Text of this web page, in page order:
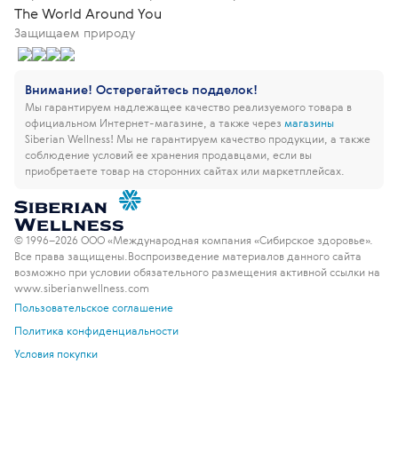
The World Around You
Защищаем природу
Внимание! Остерегайтесь подделок!
Мы гарантируем надлежащее качество реализуемого товара в
официальном Интернет-магазине, а также через магазины
Siberian Wellness! Мы не гарантируем качество продукции, а также
соблюдение условий ее хранения продавцами, если вы
приобретаете товар на сторонних сайтах или маркетплейсах.
© 1996–2026 ООО «Международная компания «Сибирское здоровье».
Все права защищены. Воспроизведение материалов данного сайта
возможно при условии обязательного размещения активной ссылки на
www.siberianwellness.com
Пользовательское соглашение
Политика конфиденциальности
Условия покупки